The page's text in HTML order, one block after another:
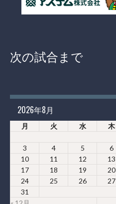
次の試合まで
2026年8月
月 火 水 木
3
4 5 6
10
11 12 13
17
18 19 20
24
25 26 27
31